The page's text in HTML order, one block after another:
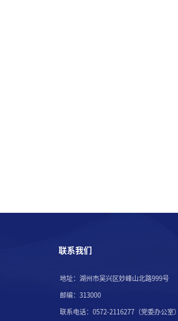
联系我们
地址：湖州市吴兴区妙峰山北路999号
邮编：313000
联系电话：0572-2116277（党委办公室）